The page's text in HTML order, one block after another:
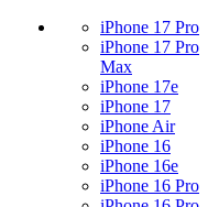
iPhone 17 Pro
iPhone 17 Pro
Max
iPhone 17e
iPhone 17
iPhone Air
iPhone 16
iPhone 16e
iPhone 16 Pro